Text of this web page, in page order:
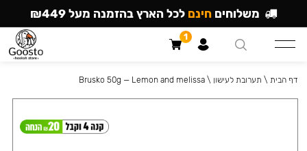
דף הבית \ תערובת לעישון \
Brusko 50g — Lemon and melissa
משלוחים חינם לכל הארץ בהזמנה מעל ₪449
1